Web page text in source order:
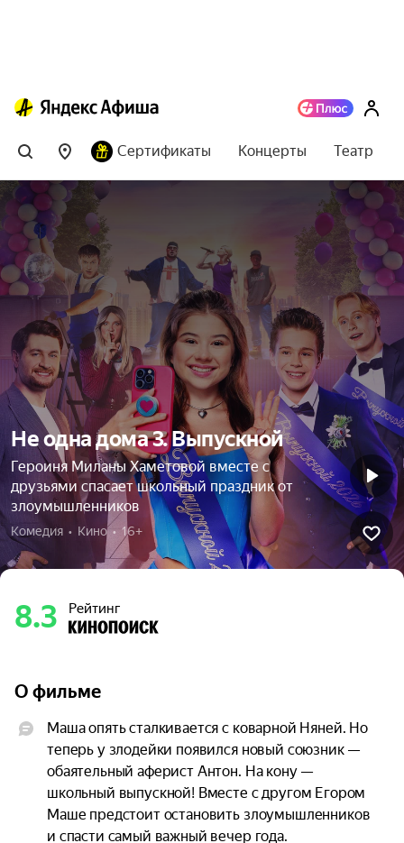
Сертификаты Концерты Театр
Не одна дома 3. Выпускной
Героиня Миланы Хаметовой вместе с
друзьями спасает школьный праздник от
злоумышленников
Комедия  •  Кино  •  16+
8.3 Рейтинг
О фильме
Маша опять сталкивается с коварной Няней. Но
теперь у злодейки появился новый союзник —
обаятельный аферист Антон. На кону —
школьный выпускной! Вместе с другом Егором
Маше предстоит остановить злоумышленников
и спасти самый важный вечер года.